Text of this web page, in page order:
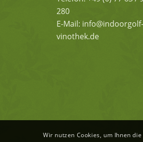
280
E-Mail: info@indoorgolf-
vinothek.de
Wir nutzen Cookies, um Ihnen